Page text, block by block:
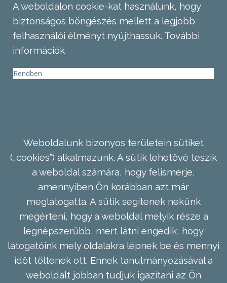
A weboldalon cookie-kat használunk, hogy
biztonságos böngészés mellett a legjobb
felhasználói élményt nyújthassuk. További
információk
Rendben
Weboldalunk bizonyos területein sütiket
(„cookies”) alkalmazunk. A sütik lehetővé teszik
a weboldal számára, hogy felismerje,
amennyiben Ön korábban azt már
meglátogatta. A sütik segítenek nekünk
megérteni, hogy a weboldal melyik része a
legnépszerűbb, mert látni engedik, hogy
látogatóink mely oldalakra lépnek be és mennyi
időt töltenek ott. Ennek tanulmányozásával a
weboldalt jobban tudjuk igazítani az Ön